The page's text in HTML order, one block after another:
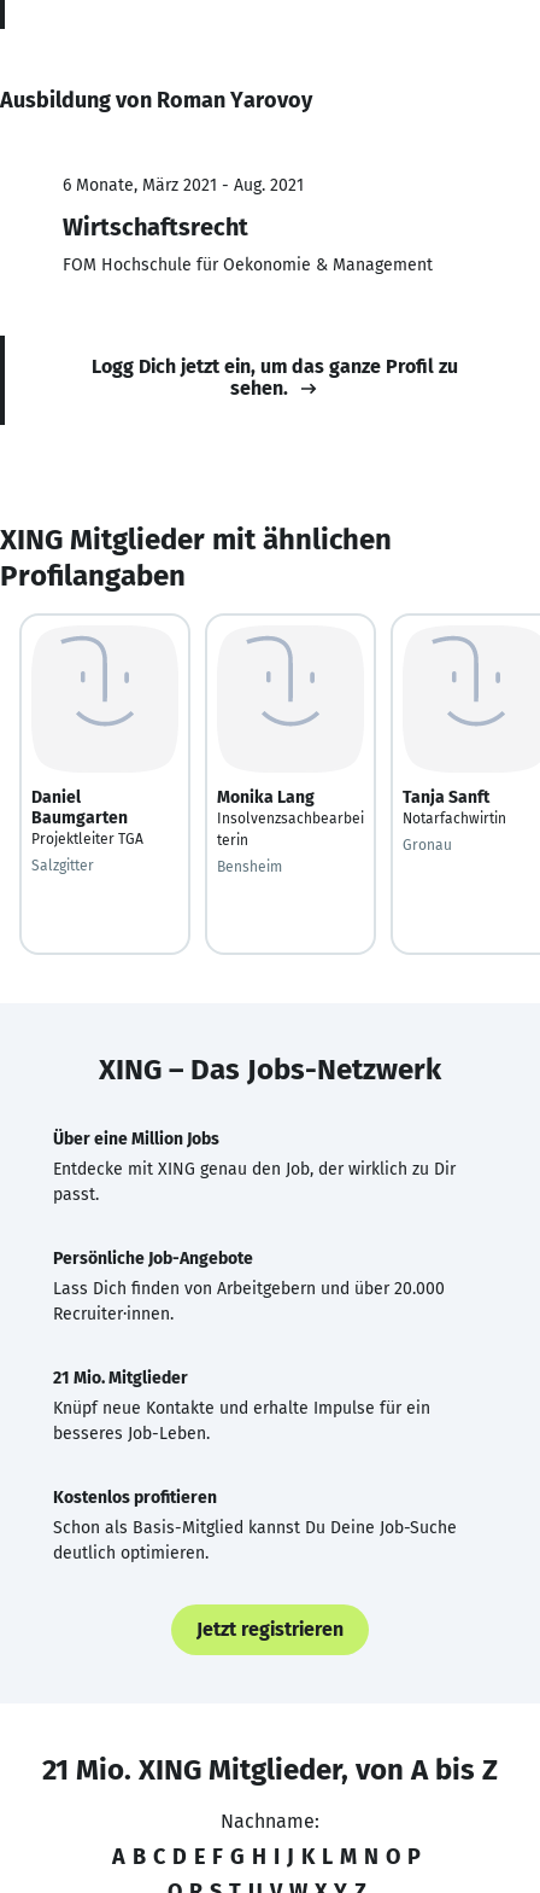
Ausbildung von Roman Yarovoy
6 Monate, März 2021 - Aug. 2021
Wirtschaftsrecht
FOM Hochschule für Oekonomie & Management
Logg Dich jetzt ein, um das ganze Profil zu
sehen.
XING Mitglieder mit ähnlichen
Profilangaben
Daniel
Baumgarten
Projektleiter TGA
Salzgitter
Monika Lang
Insolvenzsachbearbei
terin
Bensheim
Tanja Sanft
Notarfachwirtin
Gronau
XING – Das Jobs-Netzwerk
Über eine Million Jobs
Entdecke mit XING genau den Job, der wirklich zu Dir
passt.
Persönliche Job-Angebote
Lass Dich finden von Arbeitgebern und über 20.000
Recruiter·innen.
21 Mio. Mitglieder
Knüpf neue Kontakte und erhalte Impulse für ein
besseres Job-Leben.
Kostenlos profitieren
Schon als Basis-Mitglied kannst Du Deine Job-Suche
deutlich optimieren.
Jetzt registrieren
21 Mio. XING Mitglieder, von A bis Z
Nachname:
A B C D E F G H I J K L M N O P